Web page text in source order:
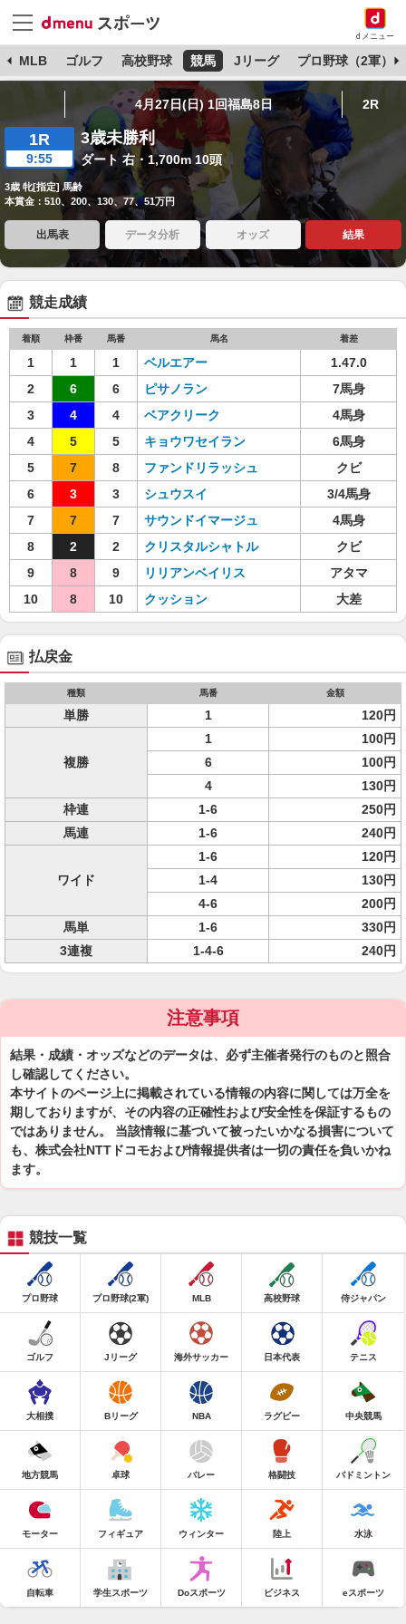
dメニュー
MLB ゴルフ 高校野球 競馬 Jリーグ プロ野球（2軍）
4月27日(日) 1回福島8日 2R
1R
9:55
3歳未勝利
ダート 右・1,700m 10頭
3歳 牝[指定] 馬齢
本賞金：510、200、130、77、51万円
出馬表 データ分析 オッズ 結果
競走成績
着順 枠番 馬番 馬名 着差
1 1 1 ベルエアー
1.47.0
2
6 6 ピサノラン
7馬身
3
4 4 ベアクリーク
4馬身
4
5 5 キョウワセイラン
6馬身
5
7 8 ファンドリラッシュ
クビ
6
3 3 シュウスイ
3/4馬身
7
7 7 サウンドイマージュ
4馬身
8
2 2 クリスタルシャトル
クビ
9
8 9 リリアンベイリス
アタマ
10
8 10 クッション 大差
払戻金
種類 馬番 金額
単勝 1 120円
複勝
1
100円
6
100円
4
130円
枠連
1-6
250円
馬連
1-6 240円
ワイド
1-6
120円
1-4
130円
4-6
200円
馬単
1-6
330円
3連複
1-4-6 240円
注意事項
結果・成績・オッズなどのデータは、必ず主催者発行のものと照合
し確認してください。
本サイトのページ上に掲載されている情報の内容に関しては万全を
期しておりますが、その内容の正確性および安全性を保証するもの
ではありません。 当該情報に基づいて被ったいかなる損害について
も、株式会社NTTドコモおよび情報提供者は一切の責任を負いかね
ます。
競技一覧
プロ野球 プロ野球(2軍) MLB 高校野球 侍ジャパン
ゴルフ Jリーグ 海外サッカー 日本代表 テニス
大相撲 Bリーグ NBA ラグビー 中央競馬
地方競馬 卓球 バレー 格闘技 バドミントン
モーター フィギュア ウィンター 陸上 水泳
自転車 学生スポーツ Doスポーツ ビジネス eスポーツ